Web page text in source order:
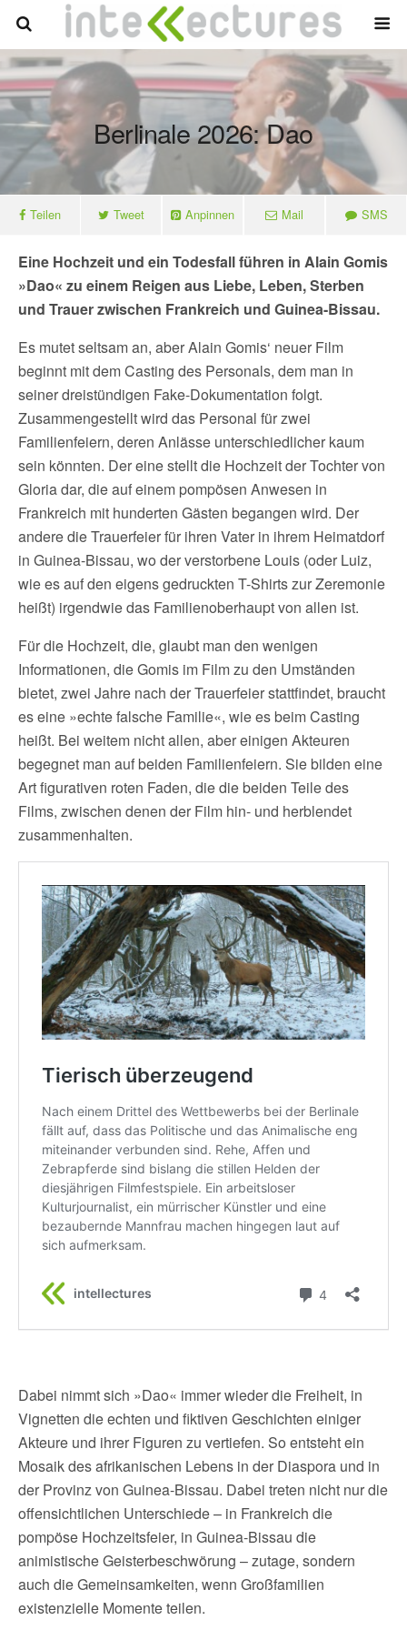
Berlinale 2026: Dao
Teilen Tweet Anpinnen Mail SMS
Eine Hochzeit und ein Todesfall führen in Alain Gomis
»Dao« zu einem Reigen aus Liebe, Leben, Sterben
und Trauer zwischen Frankreich und Guinea-Bissau.
Es mutet seltsam an, aber Alain Gomis‘ neuer Film
beginnt mit dem Casting des Personals, dem man in
seiner dreistündigen Fake-Dokumentation folgt.
Zusammengestellt wird das Personal für zwei
Familienfeiern, deren Anlässe unterschiedlicher kaum
sein könnten. Der eine stellt die Hochzeit der Tochter von
Gloria dar, die auf einem pompösen Anwesen in
Frankreich mit hunderten Gästen begangen wird. Der
andere die Trauerfeier für ihren Vater in ihrem Heimatdorf
in Guinea-Bissau, wo der verstorbene Louis (oder Luiz,
wie es auf den eigens gedruckten T-Shirts zur Zeremonie
heißt) irgendwie das Familienoberhaupt von allen ist.
Für die Hochzeit, die, glaubt man den wenigen
Informationen, die Gomis im Film zu den Umständen
bietet, zwei Jahre nach der Trauerfeier stattfindet, braucht
es eine »echte falsche Familie«, wie es beim Casting
heißt. Bei weitem nicht allen, aber einigen Akteuren
begegnet man auf beiden Familienfeiern. Sie bilden eine
Art figurativen roten Faden, die die beiden Teile des
Films, zwischen denen der Film hin- und herblendet
zusammenhalten.
Dabei nimmt sich »Dao« immer wieder die Freiheit, in
Vignetten die echten und fiktiven Geschichten einiger
Akteure und ihrer Figuren zu vertiefen. So entsteht ein
Mosaik des afrikanischen Lebens in der Diaspora und in
der Provinz von Guinea-Bissau. Dabei treten nicht nur die
offensichtlichen Unterschiede – in Frankreich die
pompöse Hochzeitsfeier, in Guinea-Bissau die
animistische Geisterbeschwörung – zutage, sondern
auch die Gemeinsamkeiten, wenn Großfamilien
existenzielle Momente teilen.